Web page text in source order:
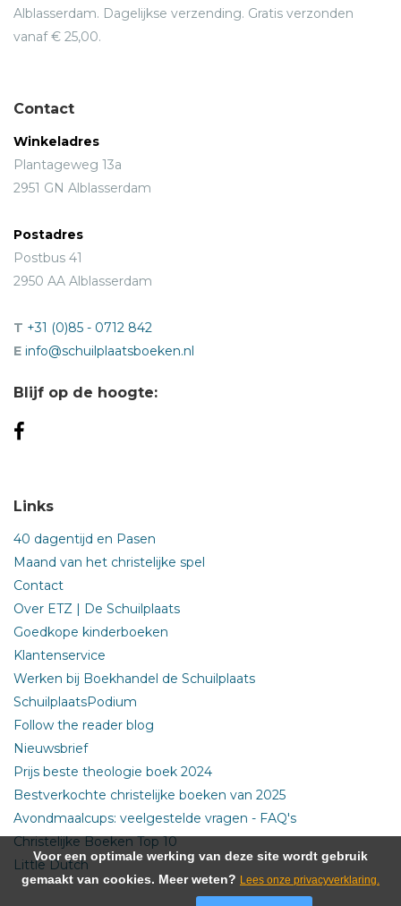
Alblasserdam. Dagelijkse verzending. Gratis verzonden
vanaf € 25,00.
Contact
Winkeladres
Plantageweg 13a
2951 GN Alblasserdam
Postadres
Postbus 41
2950 AA Alblasserdam
T +31 (0)85 - 0712 842
E info@schuilplaatsboeken.nl
Blijf op de hoogte:
Links
40 dagentijd en Pasen
Maand van het christelijke spel
Contact
Over ETZ | De Schuilplaats
Goedkope kinderboeken
Klantenservice
Werken bij Boekhandel de Schuilplaats
SchuilplaatsPodium
Follow the reader blog
Nieuwsbrief
Prijs beste theologie boek 2024
Bestverkochte christelijke boeken van 2025
Avondmaalcups: veelgestelde vragen - FAQ's
Christelijke Boeken Top 10
Little Dutch
Voor een optimale werking van deze site wordt gebruik
gemaakt van cookies. Meer weten? Lees onze privacyverklaring.